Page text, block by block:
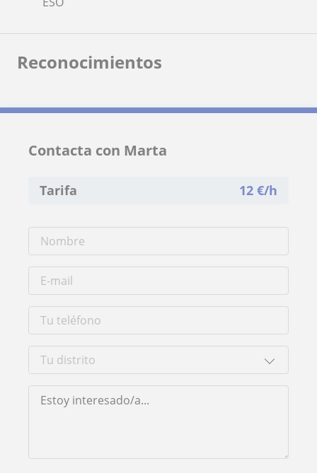
Reconocimientos
Contacta con Marta
Tarifa 12 €/h